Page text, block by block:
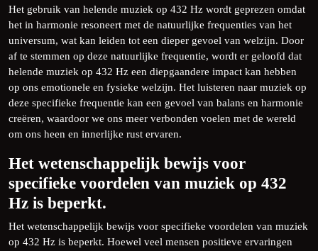
Het gebruik van helende muziek op 432 Hz wordt geprezen omdat
het in harmonie resoneert met de natuurlijke frequenties van het
universum, wat kan leiden tot een dieper gevoel van welzijn. Door
af te stemmen op deze natuurlijke frequentie, wordt er geloofd dat
helende muziek op 432 Hz een diepgaandere impact kan hebben
op ons emotionele en fysieke welzijn. Het luisteren naar muziek op
deze specifieke frequentie kan een gevoel van balans en harmonie
creëren, waardoor we ons meer verbonden voelen met de wereld
om ons heen en innerlijke rust ervaren.
Het wetenschappelijk bewijs voor
specifieke voordelen van muziek op 432
Hz is beperkt.
Het wetenschappelijk bewijs voor specifieke voordelen van muziek
op 432 Hz is beperkt. Hoewel veel mensen positieve ervaringen